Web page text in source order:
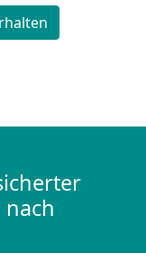
nach